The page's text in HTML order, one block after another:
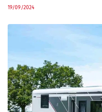
19/09/2024